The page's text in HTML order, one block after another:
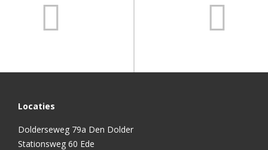
Locaties
Dolderseweg 79a Den Dolder
Stationsweg 60 Ede